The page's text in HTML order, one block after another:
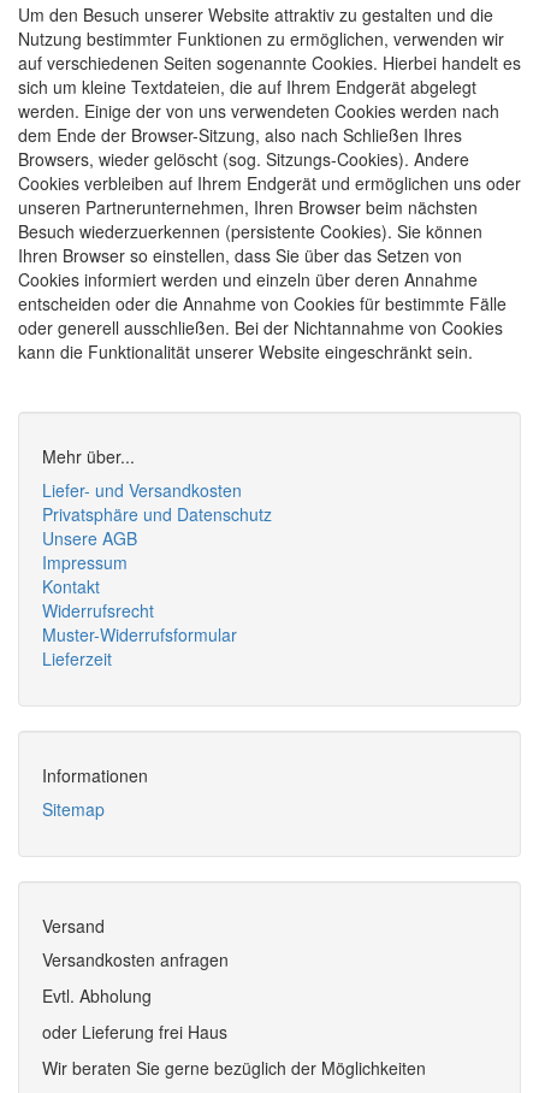
Um den Besuch unserer Website attraktiv zu gestalten und die
Nutzung bestimmter Funktionen zu ermöglichen, verwenden wir
auf verschiedenen Seiten sogenannte Cookies. Hierbei handelt es
sich um kleine Textdateien, die auf Ihrem Endgerät abgelegt
werden. Einige der von uns verwendeten Cookies werden nach
dem Ende der Browser-Sitzung, also nach Schließen Ihres
Browsers, wieder gelöscht (sog. Sitzungs-Cookies). Andere
Cookies verbleiben auf Ihrem Endgerät und ermöglichen uns oder
unseren Partnerunternehmen, Ihren Browser beim nächsten
Besuch wiederzuerkennen (persistente Cookies). Sie können
Ihren Browser so einstellen, dass Sie über das Setzen von
Cookies informiert werden und einzeln über deren Annahme
entscheiden oder die Annahme von Cookies für bestimmte Fälle
oder generell ausschließen. Bei der Nichtannahme von Cookies
kann die Funktionalität unserer Website eingeschränkt sein.
Mehr über...
Liefer- und Versandkosten
Privatsphäre und Datenschutz
Unsere AGB
Impressum
Kontakt
Widerrufsrecht
Muster-Widerrufsformular
Lieferzeit
Informationen
Sitemap
Versand
Versandkosten anfragen
Evtl. Abholung
oder Lieferung frei Haus
Wir beraten Sie gerne bezüglich der Möglichkeiten